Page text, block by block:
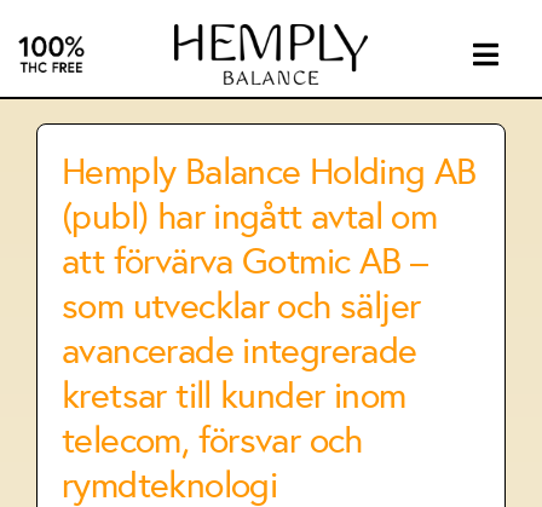
content
Hemply Balance Holding AB
(publ) har ingått avtal om
att förvärva Gotmic AB –
som utvecklar och säljer
avancerade integrerade
kretsar till kunder inom
telecom, försvar och
rymdteknologi